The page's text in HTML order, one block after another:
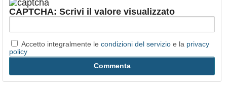
CAPTCHA: Scrivi il valore visualizzato
Accetto integralmente le condizioni del servizio e la privacy
policy